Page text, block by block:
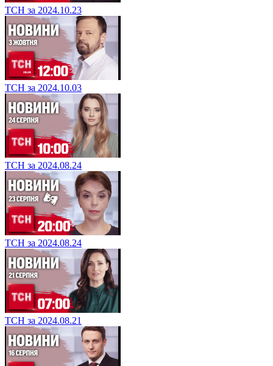
ТСН за 2024.10.23
ТСН за 2024.10.03
ТСН за 2024.08.24
ТСН за 2024.08.24
ТСН за 2024.08.21